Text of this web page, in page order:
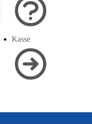
Kasse